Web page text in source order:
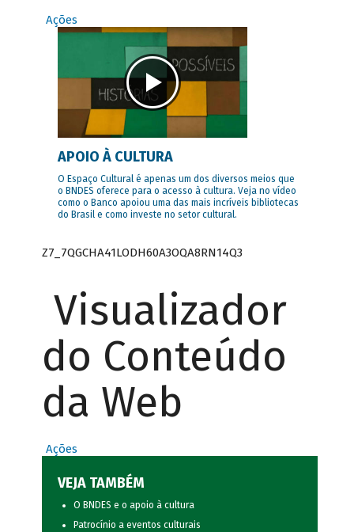
Ações
APOIO À CULTURA
O Espaço Cultural é apenas um dos diversos meios que
o BNDES oferece para o acesso à cultura. Veja no vídeo
como o Banco apoiou uma das mais incríveis bibliotecas
do Brasil e como investe no setor cultural.
Z7_7QGCHA41LODH60A3OQA8RN14Q3
Visualizador
do Conteúdo
da Web
Ações
VEJA TAMBÉM
O BNDES e o apoio à cultura
Patrocínio a eventos culturais